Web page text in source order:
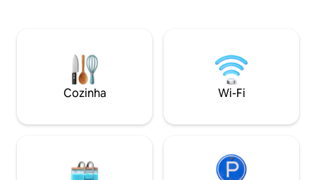
manhã incluído. Aquecimento
autônomo. Entrada autônoma.
Estacionamento privativo gratuito.
Imposto de turismo 2 € / dia / hóspede
de transporte
para a casa e de
Cozinha Wi-Fi